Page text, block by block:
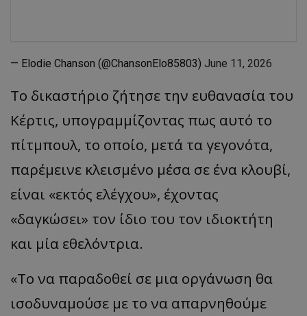
— Elodie Chanson (@ChansonElo85803) June 11, 2026
Το δικαστήριο ζήτησε την ευθανασία του
Κέρτις, υπογραμμίζοντας πως αυτό το
πίτμπουλ, το οποίο, μετά τα γεγονότα,
παρέμεινε κλεισμένο μέσα σε ένα κλουβί,
είναι «εκτός ελέγχου», έχοντας
«δαγκώσει» τον ίδιο του τον ιδιοκτήτη
και μία εθελόντρια.
«Το να παραδοθεί σε μια οργάνωση θα
ισοδυναμούσε με το να απαρνηθούμε